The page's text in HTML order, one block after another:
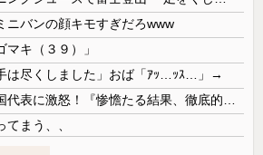
ニバンの顔キモすぎだろwww
マキ（３９）」
は尽くしました」おば「ｱｯ…ｯｽ…」→
まう、、